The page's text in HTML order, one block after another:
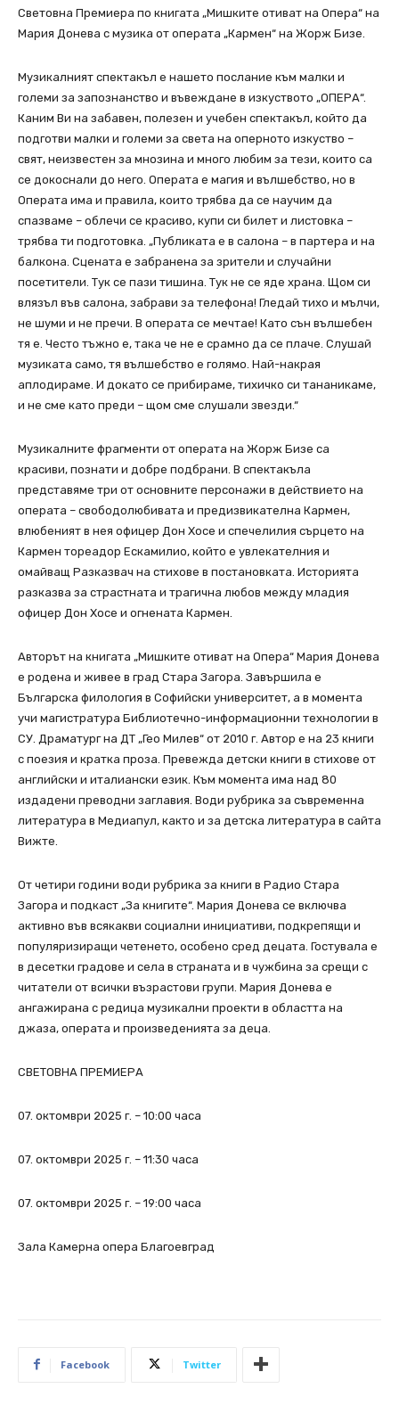
Световна Премиера по книгата „Мишките отиват на Опера“ на
Мария Донева с музика от операта „Кармен“ на Жорж Бизе.
Музикалният спектакъл е нашето послание към малки и
големи за запознанство и въвеждане в изкуството „ОПЕРА“.
Каним Ви на забавен, полезен и учебен спектакъл, който да
подготви малки и големи за света на оперното изкуство –
свят, неизвестен за мнозина и много любим за тези, които са
се докоснали до него. Операта е магия и вълшебство, но в
Операта има и правила, които трябва да се научим да
спазваме – облечи се красиво, купи си билет и листовка –
трябва ти подготовка. „Публиката е в салона – в партера и на
балкона. Сцената е забранена за зрители и случайни
посетители. Тук се пази тишина. Тук не се яде храна. Щом си
влязъл във салона, забрави за телефона! Гледай тихо и мълчи,
не шуми и не пречи. В операта се мечтае! Като сън вълшебен
тя е. Често тъжно е, така че не е срамно да се плаче. Слушай
музиката само, тя вълшебство е голямо. Най-накрая
аплодираме. И докато се прибираме, тихичко си тананикаме,
и не сме като преди – щом сме слушали звезди.“
Музикалните фрагменти от операта на Жорж Бизе са
красиви, познати и добре подбрани. В спектакъла
представяме три от основните персонажи в действието на
операта – свободолюбивата и предизвикателна Кармен,
влюбеният в нея офицер Дон Хосе и спечелилия сърцето на
Кармен тореадор Ескамилио, който е увлекателния и
омайващ Разказвач на стихове в постановката. Историята
разказва за страстната и трагична любов между младия
офицер Дон Хосе и огнената Кармен.
Авторът на книгата „Мишките отиват на Опера“ Мария Донева
е родена и живее в град Стара Загора. Завършила е
Българска филология в Софийски университет, а в момента
учи магистратура Библиотечно-информационни технологии в
СУ. Драматург на ДТ „Гео Милев“ от 2010 г. Автор е на 23 книги
с поезия и кратка проза. Превежда детски книги в стихове от
английски и италиански език. Към момента има над 80
издадени преводни заглавия. Води рубрика за съвременна
литература в Медиапул, както и за детска литература в сайта
Вижте.
От четири години води рубрика за книги в Радио Стара
Загора и подкаст „За книгите“. Мария Донева се включва
активно във всякакви социални инициативи, подкрепящи и
популяризиращи четенето, особено сред децата. Гостувала е
в десетки градове и села в страната и в чужбина за срещи с
читатели от всички възрастови групи. Мария Донева е
ангажирана с редица музикални проекти в областта на
джаза, операта и произведенията за деца.
СВЕТОВНА ПРЕМИЕРА
07. октомври 2025 г. – 10:00 часа
07. октомври 2025 г. – 11:30 часа
07. октомври 2025 г. – 19:00 часа
Зала Камерна опера Благоевград
Facebook Twitter